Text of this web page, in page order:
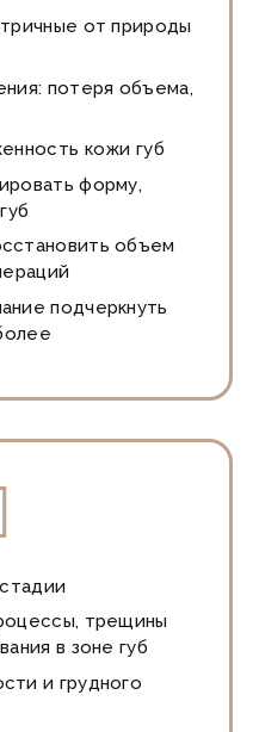
от природы
потеря объема,
кожи губ
форму,
объем
подчеркнуть
трещины
в зоне губ
и грудного